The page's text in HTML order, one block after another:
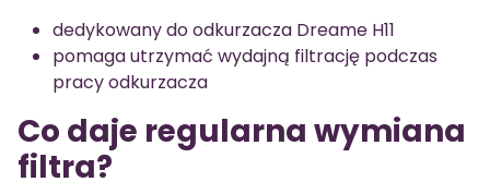
dedykowany do odkurzacza Dreame H11
pomaga utrzymać wydajną filtrację podczas
pracy odkurzacza
Co daje regularna wymiana
filtra?